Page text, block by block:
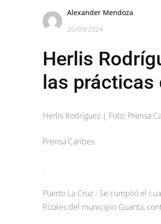
Alexander Mendoza
26/09/2024
Herlis
las prácticas
Herlis Rodríguez | Foto: Prensa
Prensa Caribes
.
Puerto La Cruz.- Se cumplió el
Rizales del municipio Guanta,